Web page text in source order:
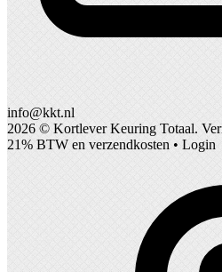
info@kkt.nl
2026 © Kortlever Keuring Totaal.
21% BTW en verzendkosten • Login